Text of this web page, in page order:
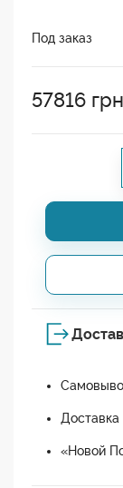
Под заказ
57816
«Новой